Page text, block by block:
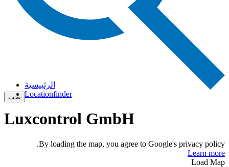
بحث
الرئييسية
Locationfinder
Luxcontrol GmbH
By loading the map, you agree to Google's privacy policy.
Learn more
Load Map